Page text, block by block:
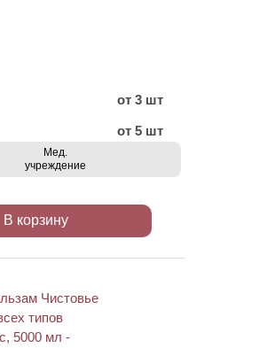
от 3 шт
от 5 шт
Мед.
учреждение
В корзину